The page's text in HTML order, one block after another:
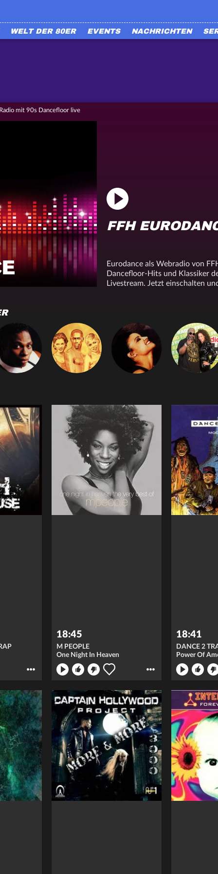
WELT DER 80ER EVENTS NACHRICHTEN
mit 90s Dancefloor live
FFH
Eurodance als Webradio von
Dancefloor-Hits und Klassiker
Livestream. Jetzt einschalten
18:45
M PEOPLE
One Night In Heaven
18:41
DANCE 2
Power Of